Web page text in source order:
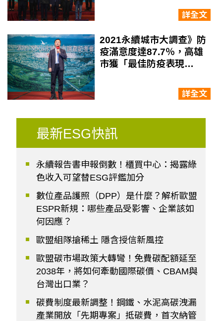
詳全文
2021永續城市大調查》防
疫滿意度達87.7％，高雄
市獲「最佳防疫表現
詳全文
最新ESG快訊
永續報告書申報倒數！櫃買中心：揭露綠
色收入可望替ESG評鑑加分
數位產品護照（DPP）是什麼？解析歐盟
ESPR新規：哪些產品受影響、企業該如
何因應？
歐盟組隊搶稀土 隱含授信新風控
歐盟碳市場政策大轉彎！免費碳配額延至
2038年，將如何牽動國際碳價、CBAM與
台灣出口業？
碳費制度最新調整！鋼鐵、水泥高碳洩漏
產業開放「先期專案」抵碳費，首次納管